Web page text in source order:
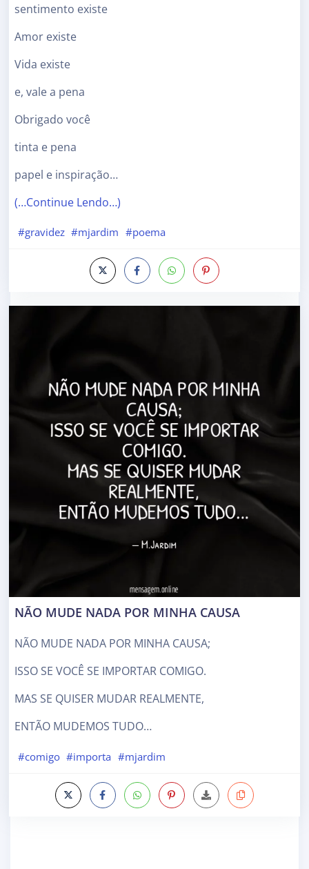
sentimento existe
Amor existe
Vida existe
e, vale a pena
Obrigado você
tinta e pena
papel e inspiração…
(…Continue Lendo…)
#gravidez #mjardim #poema
NÃO MUDE NADA POR MINHA CAUSA
NÃO MUDE NADA POR MINHA CAUSA;
ISSO SE VOCÊ SE IMPORTAR COMIGO.
MAS SE QUISER MUDAR REALMENTE,
ENTÃO MUDEMOS TUDO…
#comigo #importa #mjardim